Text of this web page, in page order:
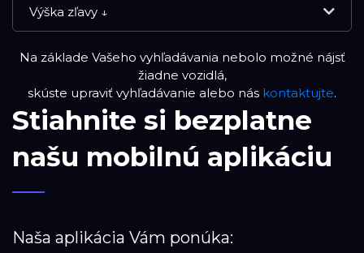
Výška zľavy ↓
DEMO VOZIDLÁ
APPROVED VOZIDLÁ
Na základe Vašeho vyhľadávania nebolo možné nájsť
žiadne vozidlá,
skúste upraviť vyhľadávanie alebo nás kontaktujte.
Stiahnite si bezplatne
našu mobilnú aplikáciu
Naša aplikácia Vám ponúka: